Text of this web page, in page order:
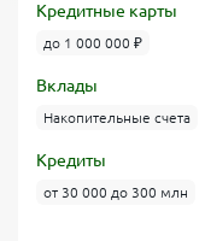
Кредитные карты
до 1 000 000 ₽
Вклады
Накопительные счета
Кредиты
от 30 000 до 300 млн